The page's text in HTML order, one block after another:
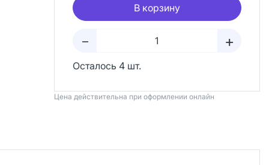
В корзину
– +
Осталось 4 шт.
Цена действительна при оформлении онлайн